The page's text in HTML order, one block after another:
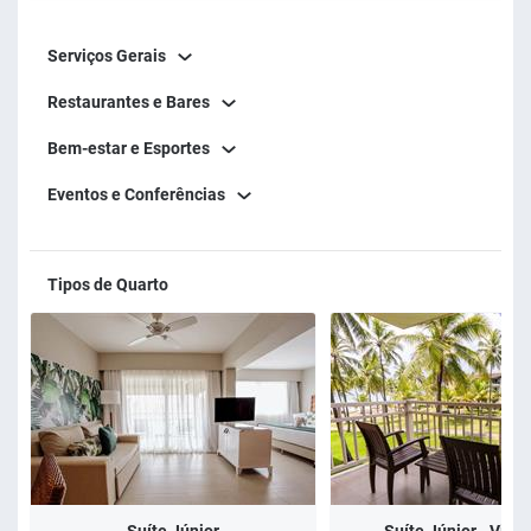
01h | Bar da piscina: 10h às 18h
Serviços Gerais
Restaurantes e Bares
Bem-estar e Esportes
Eventos e Conferências
Tipos de Quarto